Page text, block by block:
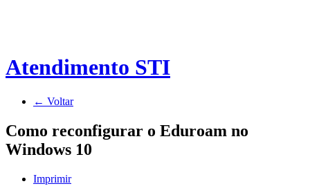
Atendimento STI
← Voltar
Como reconfigurar o Eduroam no
Windows 10
Imprimir